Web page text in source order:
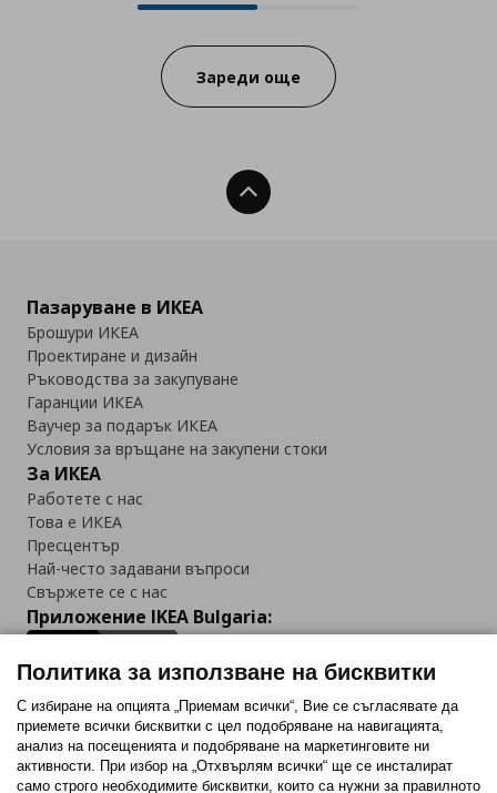
Progress:
Зареди още
Нагоре
Пазаруване в ИКЕА
Брошури ИКЕА
Проектиране и дизайн
Ръководства за закупуване
Гаранции ИКЕА
Ваучер за подарък ИКЕА
Условия за връщане на закупени стоки
За ИКЕА
Работете с нас
Това е ИКЕА
Пресцентър
Най-често задавани въпроси
Свържете се с нас
Приложение IKEA Bulgaria:
Последвайте ни:
FacebookTwitterYoutubePinterestInstagram
Политика за използване на бисквитки
С избиране на опцията „Приемам всички“, Вие се съгласявате да
приемете всички бисквитки с цел подобряване на навигацията,
анализ на посещенията и подобряване на маркетинговите ни
активности. При избор на „Отхвърлям всички“ ще се инсталират
само строго необходимитe бисквитки, които са нужни за правилното